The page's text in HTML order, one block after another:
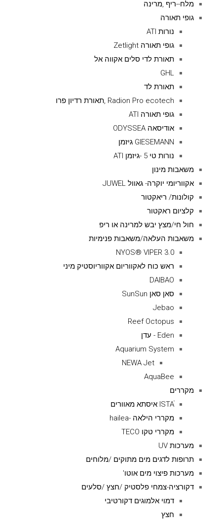
מלח--ריף ,מרינה
גופי תאורה
נורות ATI
גופי תאורה Zetlight
תאורת לדי סלים אקווה אל
GHL
תאורת לד
Radion Pro ecotech ,תאורת רדיון פרו
גופי תאורה ATI
אודיסאה ODYSSEA
GIESEMANN גיזמן
נורות טי 5 -גיזמן ATI
משאבות מינון
אקווריומי יוקרה- גאוול JUWEL
קולונות/ ריאקטור
קלציום ראקטור
חול חי/מצץ יבש למרינה או ריפ
משאבות העלאה/משאבות פנימיות
NYOS® VIPER 3.0
ראש כוח לאקווריום אקווריוסטיק מיני
DAIBAO
סאן סאן SunSun
Jebao
Reef Octopus
Eden - עדן
Aquarium System
NEWA Jet
AquaBee
מקררים
ISTAׁׂ איסתא מאוורים
מקררי הילאה -hailea
מקררי טקו TECO
מערכות UV
תרופות לדגים מים מתוקים /מלוחים
מערכות פיצוי מים אוטו'
דקורציה-צמחי פלסטיק /חצץ /סלעים
דמוי אלמוגים דקורטיבי
חצץ